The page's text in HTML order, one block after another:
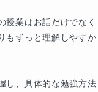
難関校向け独自テ
す。高レベルの問題
は得られない強みで
授業はお話だけでなく
もずっと理解しやすか
し、具体的な勉強方法